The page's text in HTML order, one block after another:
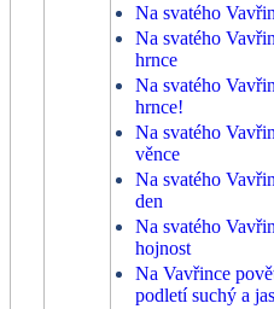
Na svatého
Na svatého
hrnce
Na svatého
hrnce!
Na svatého
věnce
Na svatého
den
Na svatého
hojnost
Na Vavřince
podletí suchý a